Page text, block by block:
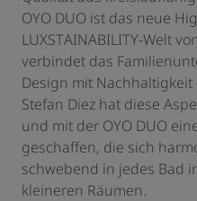
OYO DUO ist das neue
LUXSTAINABILITY-Welt
verbindet das
Design mit
Stefan Diez hat diese
und mit der OYO DUO
geschaffen, die sich
schwebend in jedes Bad
kleineren Räumen.